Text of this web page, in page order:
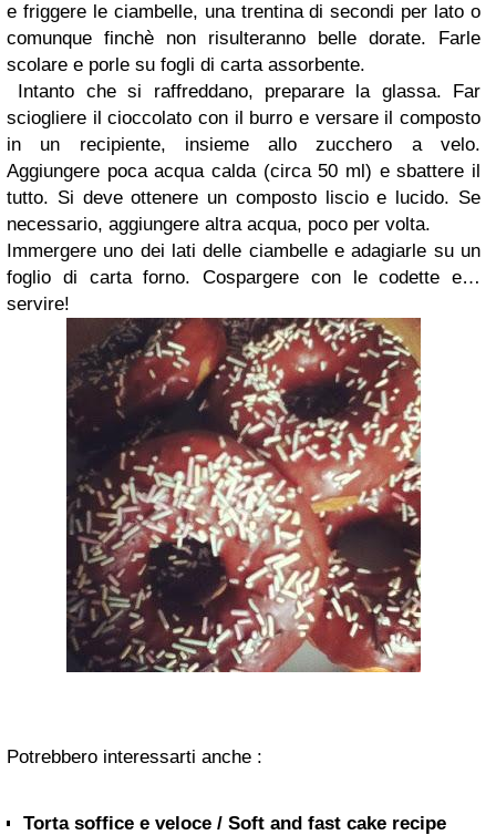
e friggere le ciambelle, una trentina di secondi per lato o
comunque finchè non risulteranno belle dorate. Farle
scolare e porle su fogli di carta assorbente.
Intanto che si raffreddano, preparare la glassa. Far
sciogliere il cioccolato con il burro e versare il composto
in un recipiente, insieme allo zucchero a velo.
Aggiungere poca acqua calda (circa 50 ml) e sbattere il
tutto. Si deve ottenere un composto liscio e lucido. Se
necessario, aggiungere altra acqua, poco per volta.
Immergere uno dei lati delle ciambelle e adagiarle su un
foglio di carta forno. Cospargere con le codette e…
servire!
Potrebbero interessarti anche :
Torta soffice e veloce / Soft and fast cake recipe